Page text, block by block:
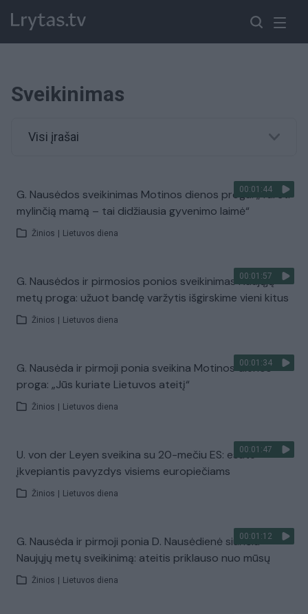
Sveikinimas
Visi įrašai
00:01:44
G. Nausėdos sveikinimas Motinos dienos proga: „Turėti
mylinčią mamą – tai didžiausia gyvenimo laimė“
Žinios Lietuvos diena
00:01:57
G. Nausėdos ir pirmosios ponios sveikinimas Naujųjų
metų proga: užuot bandę varžytis išgirskime vieni kitus
Žinios Lietuvos diena
00:01:34
G. Nausėda ir pirmoji ponia sveikina Motinos dienos
proga: „Jūs kuriate Lietuvos ateitį“
Žinios Lietuvos diena
00:01:47
U. von der Leyen sveikina su 20-mečiu ES: esate
įkvepiantis pavyzdys visiems europiečiams
Žinios Lietuvos diena
00:01:12
G. Nausėda ir pirmoji ponia D. Nausėdienė siunčia
Naujųjų metų sveikinimą: ateitis priklauso nuo mūsų
Žinios Lietuvos diena